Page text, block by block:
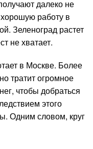
далеко не
работу в
Зеленоград растет
не хватает.
в Москве. Более
тратит огромное
чтобы добраться
этого
Одним словом, круг